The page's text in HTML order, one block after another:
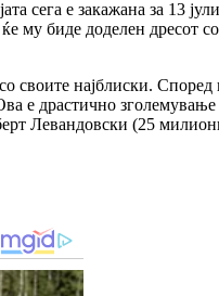
сега е закажана за 13
му биде доделен дресот
своите најблиски. Според
е драстично
Левандовски (25